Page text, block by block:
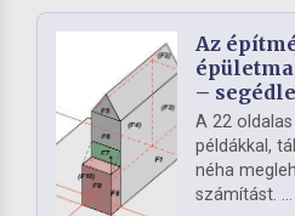
Az
–
A 22
példákkal,
néha
számítást. ...